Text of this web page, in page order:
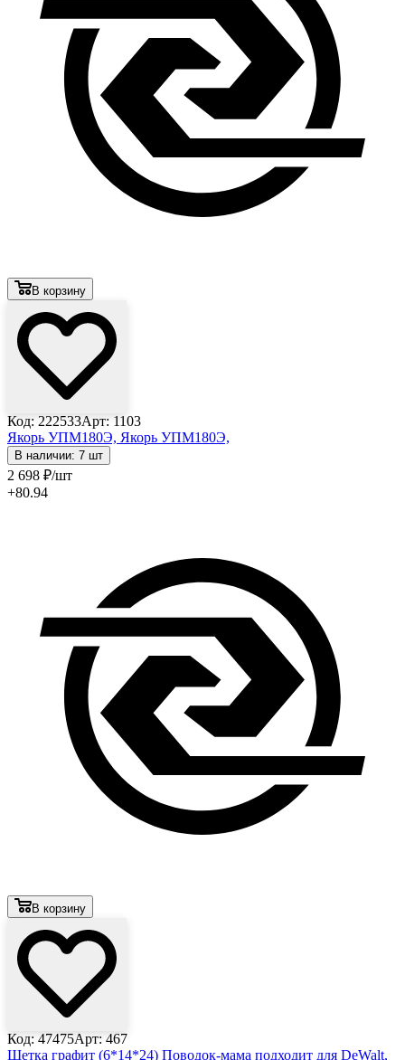
В корзину
Код: 222533Арт: 1103
Якорь УПМ180Э, Якорь УПМ180Э,
В наличии: 7 шт
2 698 ₽/шт
+80.94
В корзину
Код: 47475Арт: 467
Щетка графит (6*14*24) Поводок-мама подходит для DeWalt,